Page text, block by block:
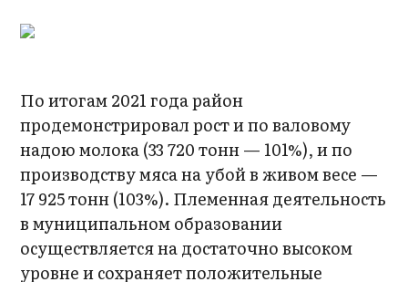
По итогам 2021 года район
продемонстрировал рост и по валовому
надою молока (33 720 тонн — 101%), и по
производству мяса на убой в живом весе —
17 925 тонн (103%). Племенная деятельность
в муниципальном образовании
осуществляется на достаточно высоком
уровне и сохраняет положительные